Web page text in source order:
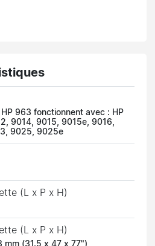
963 fonctionnent avec : HP
9014, 9015, 9015e, 9016,
9025, 9025e
(L x P x H)
(L x P x H)
mm (31.5 x 47 x 77")